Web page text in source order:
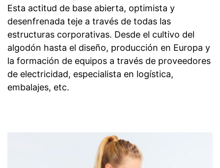
Esta actitud de base abierta, optimista y
desenfrenada teje a través de todas las
estructuras corporativas. Desde el cultivo del
algodón hasta el diseño, producción en Europa y
la formación de equipos a través de proveedores
de electricidad, especialista en logística,
embalajes, etc.